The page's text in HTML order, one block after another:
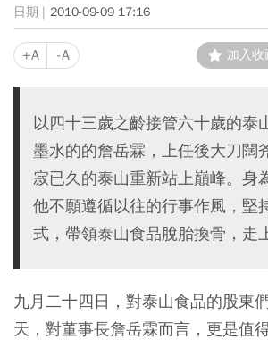
2010-09-09 17:16
+A -A 加入收
以四十三歲之齡接管六十歲的泰
墨水的的詹岳霖，上任後大刀闊
寂已久的泰山重新站上巔峰。身
他不願遵循以往的行事作風，堅
式，帶領泰山食品脫胎換骨，走
九月二十四日，對泰山食品的股東
天，對董事長詹岳霖而言，更是值